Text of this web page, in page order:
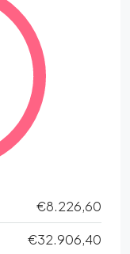
€8.226,60
€32.906,40